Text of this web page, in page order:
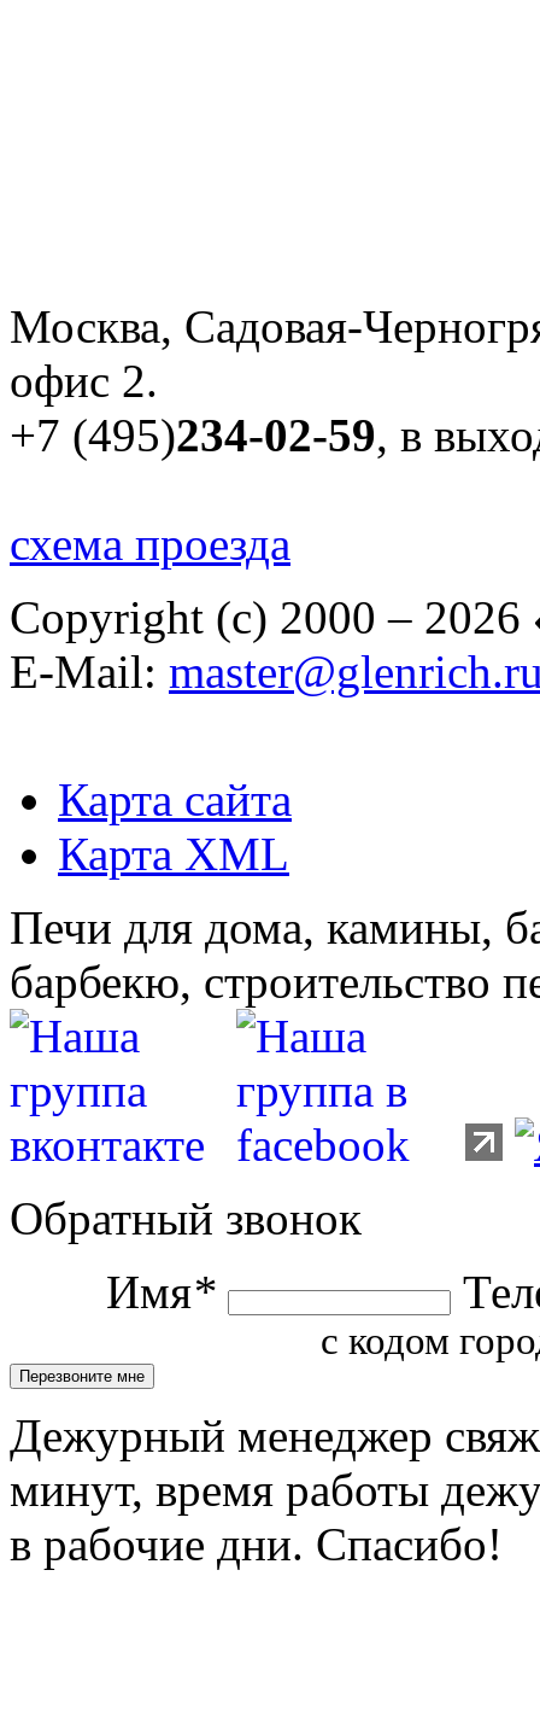
Москва, Садовая-
офис 2.
+7 (495)234-02-59, в
схема проезда
Copyright (c) 2000 – 2026
E-Mail:
Карта сайта
Карта XML
Печи для дома, камины,
барбекю, строительство
Обратный звонок
Имя*
с кодом
Дежурный менеджер
минут, время работы
в рабочие дни. Спасибо!